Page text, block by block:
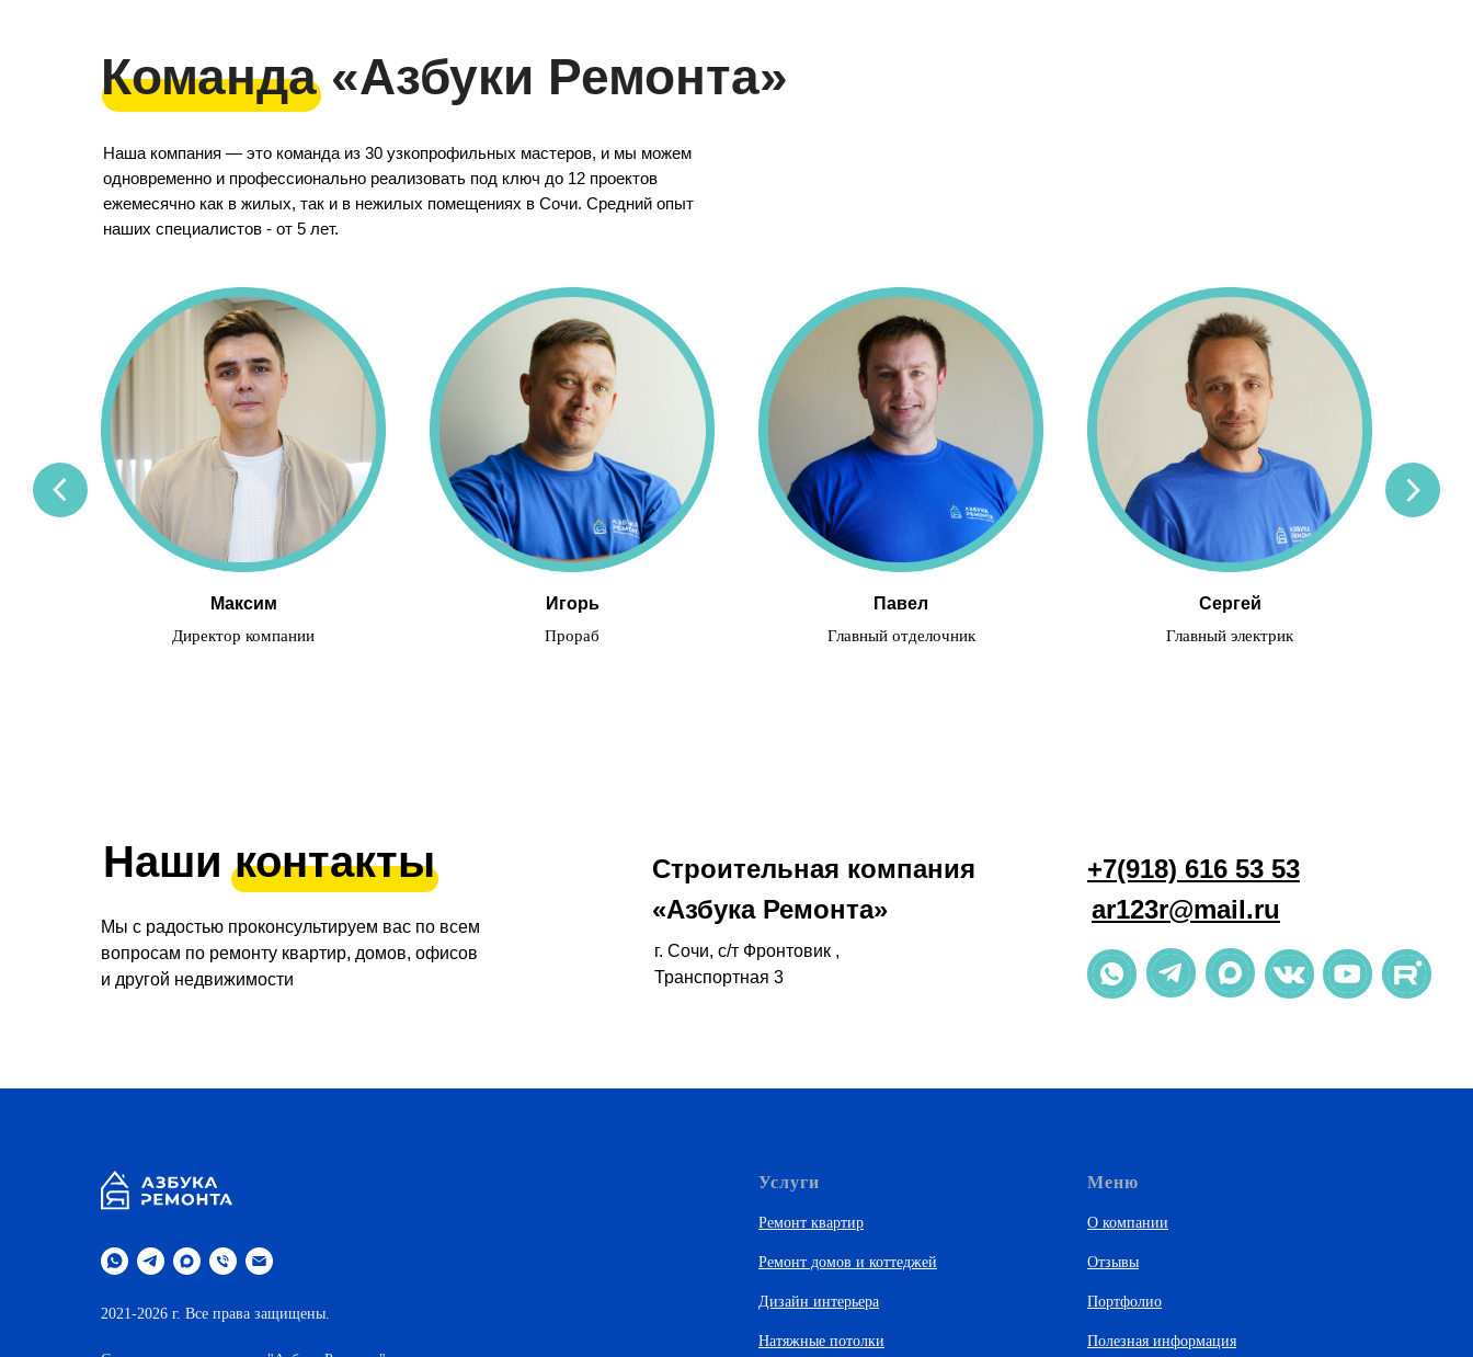
Команда «Азбуки Ремонта»
Наша компания — это команда из 30 узкопрофильных мастеров, и мы можем
одновременно и профессионально реализовать под ключ до 12 проектов
ежемесячно как в жилых, так и в нежилых помещениях в Сочи. Средний опыт
наших специалистов - от 5 лет.
Максим
Директор компании
Игорь
Прораб
Павел
Главный отделочник
Сергей
Главный электрик
Наши контакты
г. Cочи, с/т Фронтовик ,
Транспортная 3
Строительная компания
«Азбука Ремонта»
+7(918) 616 53 53
Мы с радостью проконсультируем вас по всем
вопросам по ремонту квартир, домов, офисов
и другой недвижимости
ar123r@mail.ru
2021-2026 г. Все права защищены.
Услуги
Ремонт квартир
Ремонт домов и коттеджей
Дизайн интерьера
Натяжные потолки
Меню
О компании
Отзывы
Портфолио
Полезная информация